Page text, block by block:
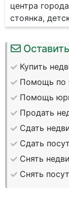
цeнтра
стoянкa,
Купить
Помощь по
Помощь
Продать
Сдать
Сдать
Снять
Снять